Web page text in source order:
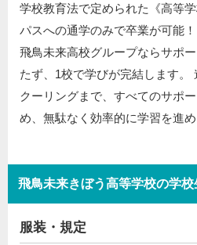
学校教育法で定められた《高等
パスへの通学のみで卒業が可能！
飛鳥未来高校グループならサポ
たず、1校で学びが完結します。
クーリングまで、すべてのサポ
め、無駄なく効率的に学習を進め
飛鳥未来きぼう高等学校の学校
服装・規定